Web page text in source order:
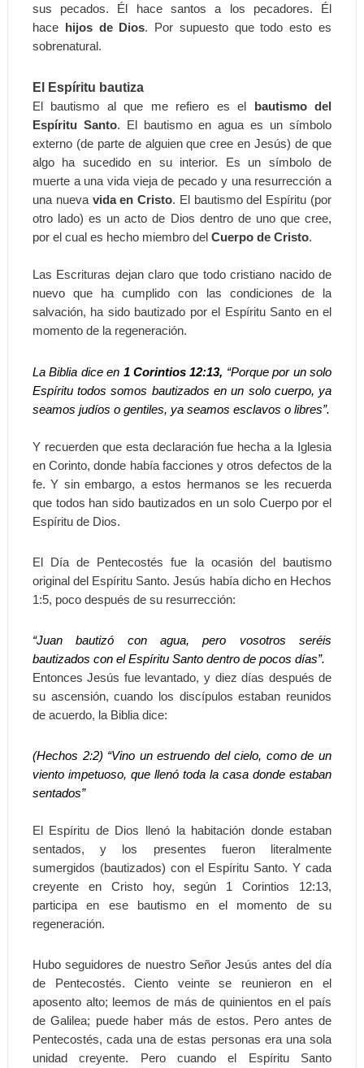
sus pecados. Él hace santos a los pecadores. Él
hace hijos de Dios. Por supuesto que todo esto es
sobrenatural.
El Espíritu bautiza
El bautismo al que me refiero es el bautismo del
Espíritu Santo. El bautismo en agua es un símbolo
externo (de parte de alguien que cree en Jesús) de que
algo ha sucedido en su interior. Es un símbolo de
muerte a una vida vieja de pecado y una resurrección a
una nueva vida en Cristo. El bautismo del Espíritu (por
otro lado) es un acto de Dios dentro de uno que cree,
por el cual es hecho miembro del Cuerpo de Cristo.
Las Escrituras dejan claro que todo cristiano nacido de
nuevo que ha cumplido con las condiciones de la
salvación, ha sido bautizado por el Espíritu Santo en el
momento de la regeneración.
La Biblia dice en 1 Corintios 12:13, “Porque por un solo
Espíritu todos somos bautizados en un solo cuerpo, ya
seamos judíos o gentiles, ya seamos esclavos o libres”.
Y recuerden que esta declaración fue hecha a la Iglesia
en Corinto, donde había facciones y otros defectos de la
fe. Y sin embargo, a estos hermanos se les recuerda
que todos han sido bautizados en un solo Cuerpo por el
Espíritu de Dios.
El Día de Pentecostés fue la ocasión del bautismo
original del Espíritu Santo. Jesús había dicho en Hechos
1:5, poco después de su resurrección:
“Juan bautizó con agua, pero vosotros seréis
bautizados con el Espíritu Santo dentro de pocos días”.
Entonces Jesús fue levantado, y diez días después de
su ascensión, cuando los discípulos estaban reunidos
de acuerdo, la Biblia dice:
(Hechos 2:2) “Vino un estruendo del cielo, como de un
viento impetuoso, que llenó toda la casa donde estaban
sentados”
El Espíritu de Dios llenó la habitación donde estaban
sentados, y los presentes fueron literalmente
sumergidos (bautizados) con el Espíritu Santo. Y cada
creyente en Cristo hoy, según 1 Corintios 12:13,
participa en ese bautismo en el momento de su
regeneración.
Hubo seguidores de nuestro Señor Jesús antes del día
de Pentecostés. Ciento veinte se reunieron en el
aposento alto; leemos de más de quinientos en el país
de Galilea; puede haber más de estos. Pero antes de
Pentecostés, cada una de estas personas era una sola
unidad creyente. Pero cuando el Espíritu Santo